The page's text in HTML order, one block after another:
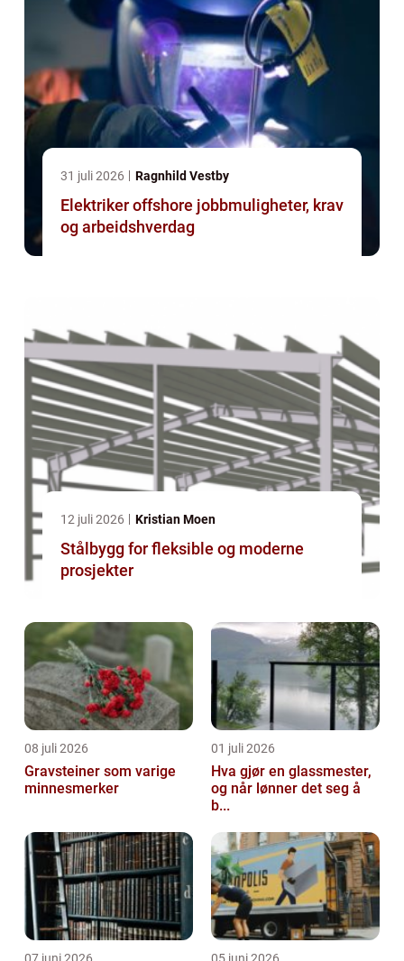
31 juli 2026 Ragnhild Vestby
Elektriker offshore jobbmuligheter, krav
og arbeidshverdag
12 juli 2026 Kristian Moen
Stålbygg for fleksible og moderne
prosjekter
08 juli 2026
Gravsteiner som varige
minnesmerker
01 juli 2026
Hva gjør en glassmester,
og når lønner det seg å
b...